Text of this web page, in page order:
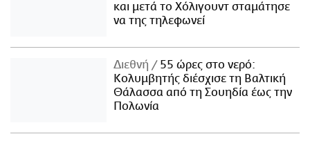
και μετά το Χόλιγουντ σταμάτησε
να της τηλεφωνεί
Διεθνή
55 ώρες στο νερό:
Κολυμβητής διέσχισε τη Βαλτική
Θάλασσα από τη Σουηδία έως την
Πολωνία